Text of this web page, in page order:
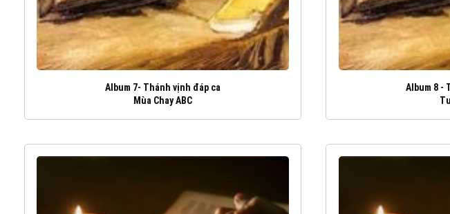
Album 7- Thánh vịnh đáp ca
Mùa Chay ABC
Album 8 -